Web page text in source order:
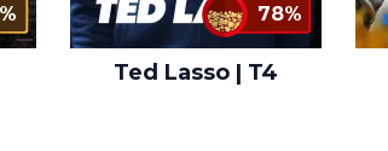
78%
Ted Lasso | T4